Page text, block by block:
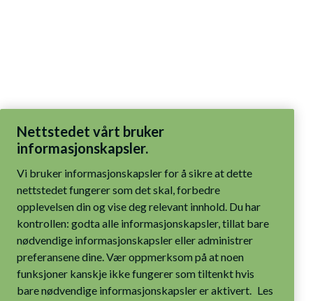
Nettstedet vårt bruker
informasjonskapsler.
nettstedet fungerer som det skal, forbedre
opplevelsen din og vise deg relevant innhold. Du har
kontrollen: godta alle informasjonskapsler, tillat bare
nødvendige informasjonskapsler eller administrer
preferansene dine. Vær oppmerksom på at noen
funksjoner kanskje ikke fungerer som tiltenkt hvis
bare nødvendige informasjonskapsler er aktivert.